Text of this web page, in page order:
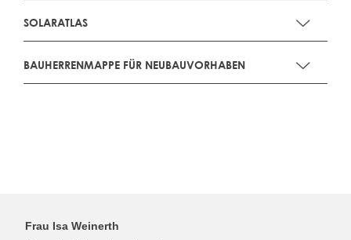
SOLARATLAS
BAUHERRENMAPPE FÜR NEUBAUVORHABEN
Frau Isa Weinerth